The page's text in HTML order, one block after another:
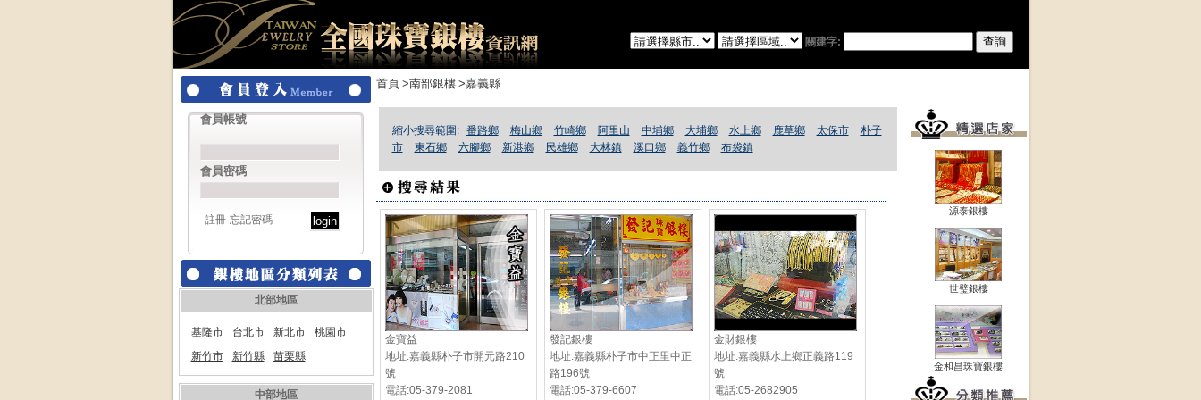
關建字:
會員帳號
會員密碼
註冊 忘記密碼
北部地區
基隆市 台北市 新北市
桃園市
新竹市
新竹縣 苗栗縣
中部地區
首頁 >南部銀樓 >嘉義縣
源泰銀樓
世璧銀樓
金和昌珠寶銀樓
縮小搜尋範圍: 番路鄉 梅山鄉 竹崎鄉 阿里山 中埔鄉 大埔鄉 水上鄉 鹿草鄉 太保市
朴子
市
東石鄉 六腳鄉 新港鄉 民雄鄉 大林鎮 溪口鄉 義竹鄉 布袋鎮
金寶益
地址:嘉義縣朴子市開元路210
號
電話:05-379-2081
發記銀樓
地址:嘉義縣朴子市中正里中正
路196號
電話:05-379-6607
金財銀樓
地址:嘉義縣水上鄉正義路119
號
電話:05-2682905